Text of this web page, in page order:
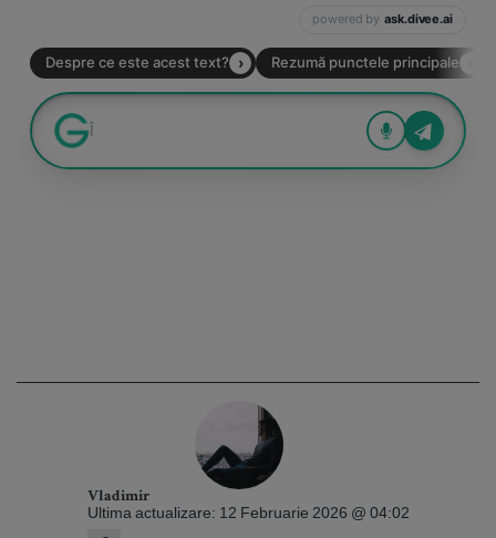
Vladimir
Ultima actualizare: 12 Februarie 2026 @ 04:02